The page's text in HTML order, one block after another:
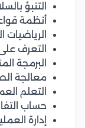
التنبؤ
أنظمة
الرياضيات
التعرف
البرمجة
معالجة
التعلم
حساب
إدارة